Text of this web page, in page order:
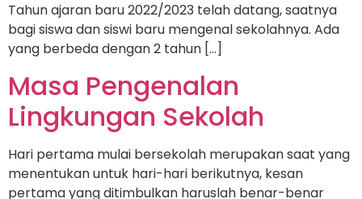
Tahun ajaran baru 2022/2023 telah datang, saatnya
bagi siswa dan siswi baru mengenal sekolahnya. Ada
yang berbeda dengan 2 tahun […]
Masa Pengenalan
Lingkungan Sekolah
Hari pertama mulai bersekolah merupakan saat yang
menentukan untuk hari-hari berikutnya, kesan
pertama yang ditimbulkan haruslah benar-benar